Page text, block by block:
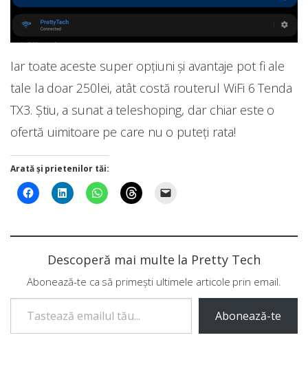
Iar toate aceste super opțiuni și avantaje pot fi ale
tale la doar 250lei, atât costă routerul WiFi 6 Tenda
TX3. Știu, a sunat a teleshoping, dar chiar este o
ofertă uimitoare pe care nu o puteți rata!
Arată și prietenilor tăi:
Descoperă mai multe la Pretty Tech
Abonează-te ca să primești ultimele articole prin email.
Tastează emailul tău...
Abonează-te